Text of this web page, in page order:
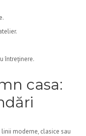
întreținere.
casa:
moderne, clasice sau